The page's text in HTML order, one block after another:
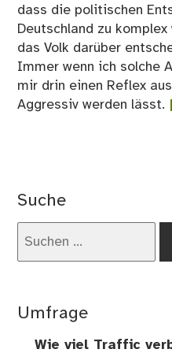
dass die politischen
Deutschland zu
das Volk darüber
Immer wenn ich solche
mir drin einen Reflex
Aggressiv werden lässt.
Suche
Umfrage
Wie viel Traffic